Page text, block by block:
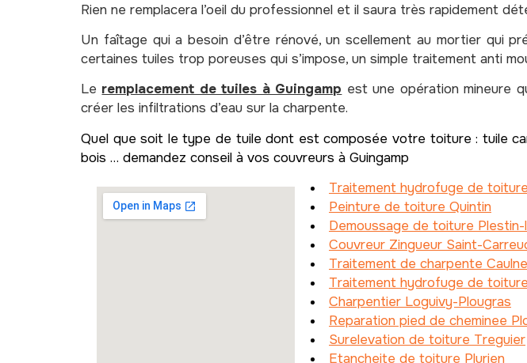
Rien ne remplacera l’oeil du professionnel et il saura très rapidement
Un faîtage qui a besoin d’être rénové, un scellement au mortier qui
certaines tuiles trop poreuses qui s’impose, un simple traitement anti
Le remplacement de tuiles à Guingamp est une opération mineure
créer les infiltrations d’eau sur la charpente.
Quel que soit le type de tuile dont est composée votre toiture : tuile
bois … demandez conseil à vos couvreurs à Guingamp
Traitement hydrofuge de
Peinture de toiture Quintin
Demoussage de toiture
Couvreur Zingueur Saint-
Traitement de charpente
Traitement hydrofuge de
Charpentier Loguivy-Plougras
Reparation pied de cheminee
Surelevation de toiture Treguier
Etancheite de toiture Plurien